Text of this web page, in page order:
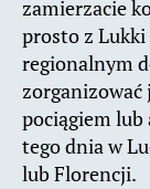
zamierzacie
prosto z Lukki
regionalnym
zorganizować
pociągiem lub
tego dnia w
lub Florencji.